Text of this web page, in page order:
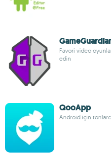
Favori video
edin
QooApp
Android için